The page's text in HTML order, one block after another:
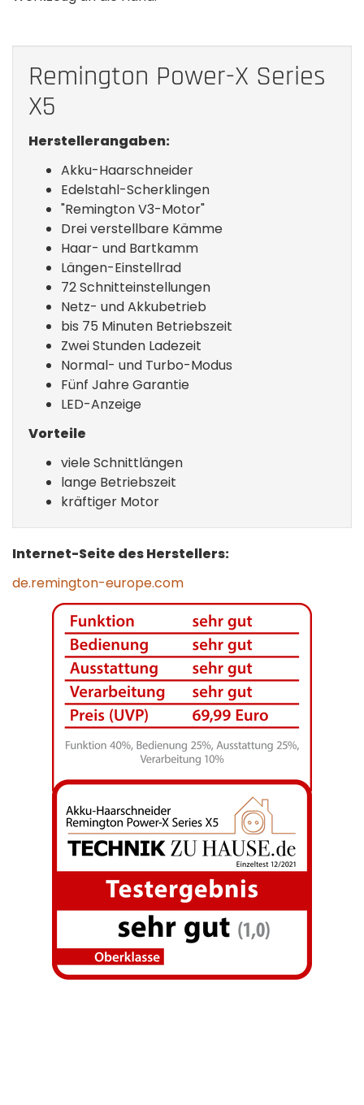
Remington Power-X Series
X5
Herstellerangaben:
Akku-Haarschneider
Edelstahl-Scherklingen
"Remington V3-Motor"
Drei verstellbare Kämme
Haar- und Bartkamm
Längen-Einstellrad
72 Schnitteinstellungen
Netz- und Akkubetrieb
bis 75 Minuten Betriebszeit
Zwei Stunden Ladezeit
Normal- und Turbo-Modus
Fünf Jahre Garantie
LED-Anzeige
Vorteile
viele Schnittlängen
lange Betriebszeit
kräftiger Motor
Internet-Seite des Herstellers:
de.remington-europe.com